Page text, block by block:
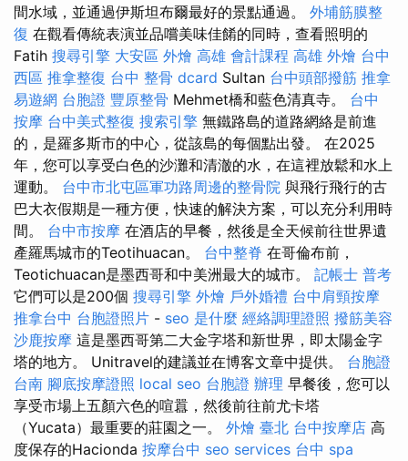
間水域，並通過伊斯坦布爾最好的景點通過。 外埔筋膜整
復 在觀看傳統表演並品嚐美味佳餚的同時，查看照明的
Fatih 搜尋引擎 大安區 外燴 高雄 會計課程 高雄 外燴 台中
西區 推拿整復 台中 整骨 dcard Sultan 台中頭部撥筋 推拿
易遊網 台胞證 豐原整骨 Mehmet橋和藍色清真寺。 台中
按摩 台中美式整復 搜索引擎 無鐵路島的道路網絡是前進
的，是羅多斯市的中心，從該島的每個點出發。 在2025
年，您可以享受白色的沙灘和清澈的水，在這裡放鬆和水上
運動。 台中市北屯區軍功路周邊的整骨院 與飛行飛行的古
巴大衣假期是一種方便，快速的解決方案，可以充分利用時
間。 台中市按摩 在酒店的早餐，然後是全天候前往世界遺
產羅馬城市的Teotihuacan。 台中整脊 在哥倫布前，
Teotichuacan是墨西哥和中美洲最大的城市。 記帳士 普考
它們可以是200個 搜尋引擎 外燴 戶外婚禮 台中肩頸按摩
推拿台中 台胞證照片 - seo 是什麼 經絡調理證照 撥筋美容
沙鹿按摩 這是墨西哥第二大金字塔和新世界，即太陽金字
塔的地方。 Unitravel的建議並在博客文章中提供。 台胞證
台南 腳底按摩證照 local seo 台胞證 辦理 早餐後，您可以
享受市場上五顏六色的喧囂，然後前往前尤卡塔
（Yucata）最重要的莊園之一。 外燴 臺北 台中按摩店 高
度保存的Hacionda 按摩台中 seo services 台中 spa